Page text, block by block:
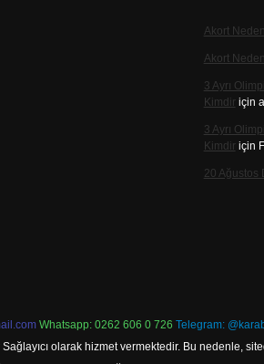
Akort Neden
Akort Neden
3 Ayrı
Kimdiriçin
3 Ayrı
Kimdiriçin
20 Ağustos
Whatsapp: 0262 606 0 726 Telegram:
olarak hizmet vermektedir. Bu nedenle,